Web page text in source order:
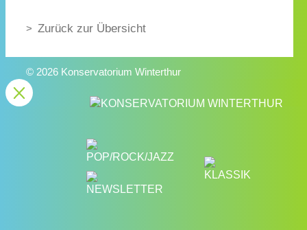
Zurück zur Übersicht
© 2026 Konservatorium Winterthur